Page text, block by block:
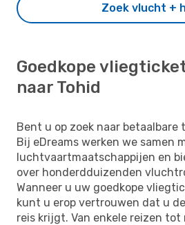
Zoek vlucht +
Goedkope
naar Tohid
Bent u op zoek naar betaalbare
Bij eDreams werken we samen
luchtvaartmaatschappijen en
over honderdduizenden
Wanneer u uw goedkope
kunt u erop vertrouwen dat u
reis krijgt. Van enkele reizen